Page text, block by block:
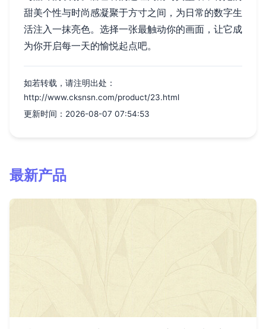
甜美个性与时尚感凝聚于方寸之间，为日常的数字生
活注入一抹亮色。选择一张最触动你的画面，让它成
为你开启每一天的愉悦起点吧。
如若转载，请注明出处：
http://www.cksnsn.com/product/23.html
更新时间：2026-08-07 07:54:53
最新产品